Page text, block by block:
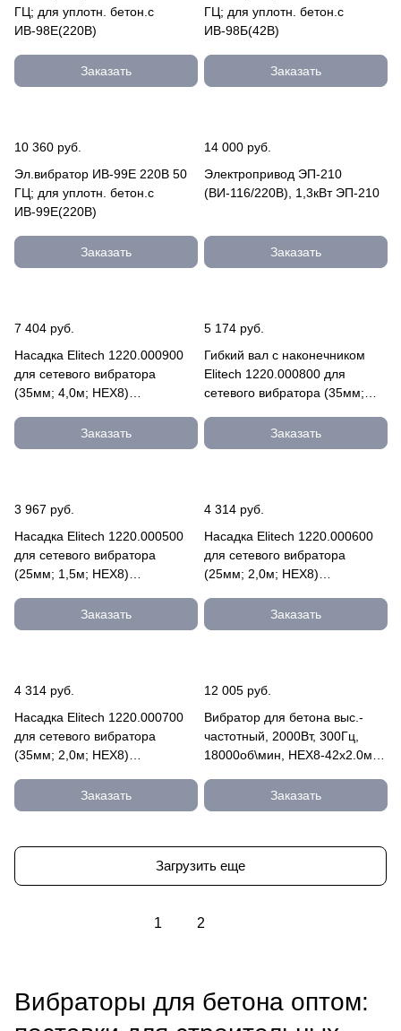
ГЦ; для уплотн. бетон.с
ИВ-98Е(220В)
Заказать
ГЦ; для уплотн. бетон.с
ИВ-98Б(42В)
Заказать
10 360 руб.
Эл.вибратор ИВ-99Е 220В 50
ГЦ; для уплотн. бетон.с
ИВ-99Е(220В)
Заказать
14 000 руб.
Электропривод ЭП-210
(ВИ-116/220В), 1,3кВт ЭП-210
Заказать
7 404 руб.
Насадка Elitech 1220.000900
для сетевого вибратора
(35мм; 4,0м; HEX8)
Заказать
5 174 руб.
Гибкий вал с наконечником
Elitech 1220.000800 для
сетевого вибратора (35мм;
Заказать
3 967 руб.
Насадка Elitech 1220.000500
для сетевого вибратора
(25мм; 1,5м; HEX8)
Заказать
4 314 руб.
Насадка Elitech 1220.000600
для сетевого вибратора
(25мм; 2,0м; HEX8)
Заказать
4 314 руб.
Насадка Elitech 1220.000700
для сетевого вибратора
(35мм; 2,0м; HEX8)
Заказать
12 005 руб.
Вибратор для бетона выс.-
частотный, 2000Вт, 300Гц,
18000об\мин, НЕХ8-42х2.0мм,
Заказать
Загрузить еще
1 2
Вибраторы для бетона оптом: